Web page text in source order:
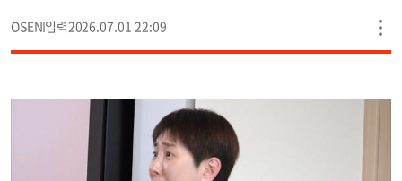
OSEN 2026.07.01 22:09